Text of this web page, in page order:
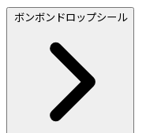
ボンボンドロップシール